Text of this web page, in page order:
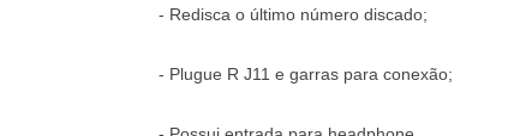
- Redisca o último número discado;
- Plugue R J11 e garras para conexão;